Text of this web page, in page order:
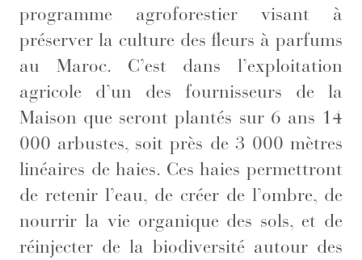
programme agroforestier visant à
préserver la culture des fleurs à parfums
au Maroc. C’est dans l’exploitation
agricole d’un des fournisseurs de la
Maison que seront plantés sur 6 ans 14
000 arbustes, soit près de 3 000 mètres
linéaires de haies. Ces haies permettront
de retenir l’eau, de créer de l’ombre, de
nourrir la vie organique des sols, et de
réinjecter de la biodiversité autour des